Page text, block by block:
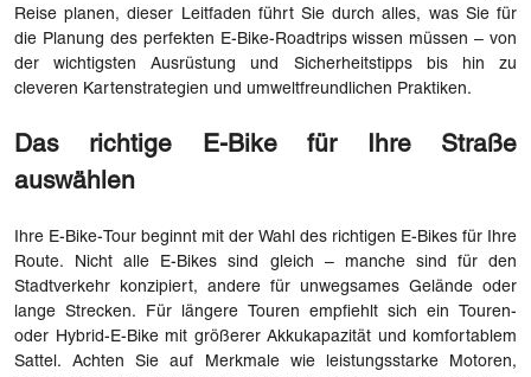
Reise planen, dieser Leitfaden führt Sie durch alles, was Sie für
die Planung des perfekten E-Bike-Roadtrips wissen müssen – von
der wichtigsten Ausrüstung und Sicherheitstipps bis hin zu
cleveren Kartenstrategien und umweltfreundlichen Praktiken.
Das richtige E-Bike für Ihre Straße
auswählen
Ihre E-Bike-Tour beginnt mit der Wahl des richtigen E-Bikes für Ihre
Route. Nicht alle E-Bikes sind gleich – manche sind für den
Stadtverkehr konzipiert, andere für unwegsames Gelände oder
lange Strecken. Für längere Touren empfiehlt sich ein Touren-
oder Hybrid-E-Bike mit größerer Akkukapazität und komfortablem
Sattel. Achten Sie auf Merkmale wie leistungsstarke Motoren,